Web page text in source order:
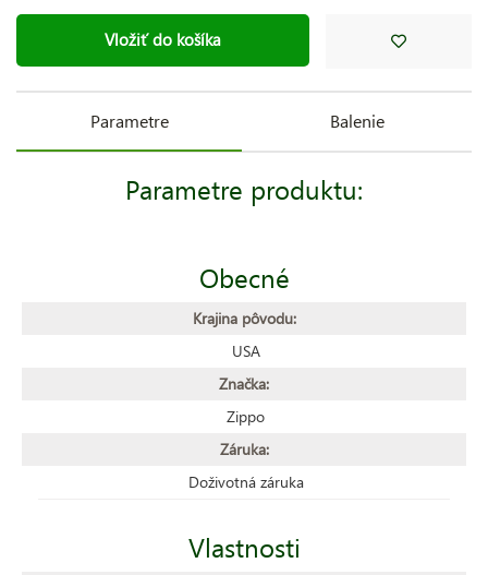
Vložiť do košíka
Parametre Balenie
Parametre produktu:
Obecné
Krajina pôvodu:
USA
Značka:
Zippo
Záruka:
Doživotná záruka
Vlastnosti